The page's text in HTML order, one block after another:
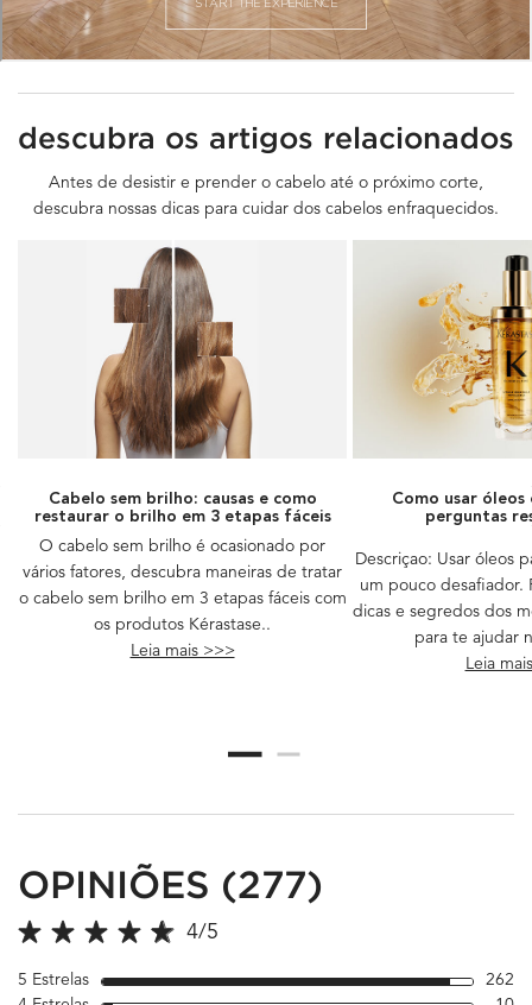
descubra os artigos relacionados
Antes de desistir e prender o cabelo até o próximo corte,
descubra nossas dicas para cuidar dos cabelos enfraquecidos.
Cabelo sem brilho: causas e como
restaurar o brilho em 3 etapas fáceis
O cabelo sem brilho é ocasionado por
vários fatores, descubra maneiras de tratar
o cabelo sem brilho em 3 etapas fáceis com
os produtos Kérastase..​
Leia mais >>>
Como usar óleos
perguntas
Descriçao: Usar óleos
um pouco desafiador.
dicas e segredos dos
para te ajudar
Leia
OPINIÕES (277)
4 out of 5 stars. 4/5
5 Estrelas 262